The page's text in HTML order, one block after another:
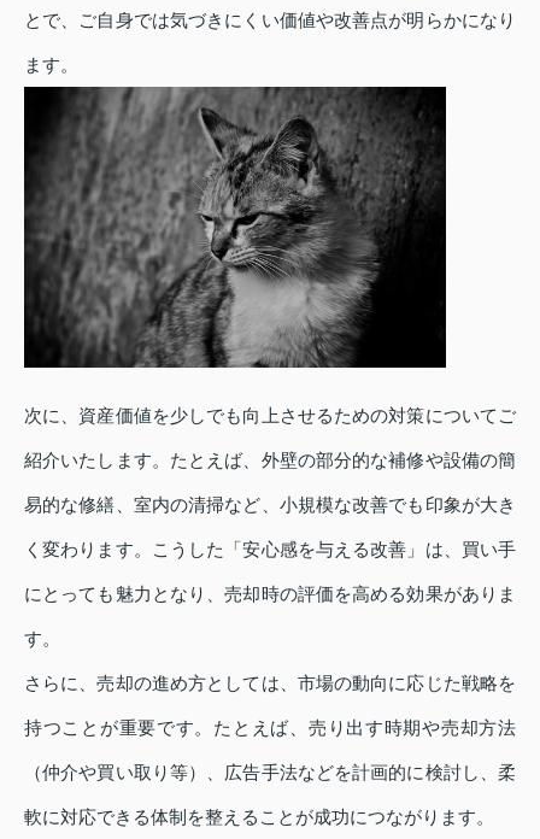
とで、ご自身では気づきにくい価値や改善点が明らかになり
ます。
次に、資産価値を少しでも向上させるための対策についてご
紹介いたします。たとえば、外壁の部分的な補修や設備の簡
易的な修繕、室内の清掃など、小規模な改善でも印象が大き
く変わります。こうした「安心感を与える改善」は、買い手
にとっても魅力となり、売却時の評価を高める効果がありま
す。
さらに、売却の進め方としては、市場の動向に応じた戦略を
持つことが重要です。たとえば、売り出す時期や売却方法
（仲介や買い取り等）、広告手法などを計画的に検討し、柔
軟に対応できる体制を整えることが成功につながります。